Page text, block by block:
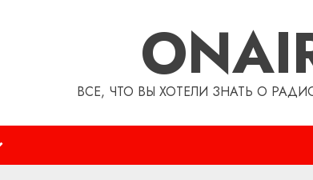
ВСЕ, ЧТО ВЫ ХОТЕЛИ ЗНАТЬ О